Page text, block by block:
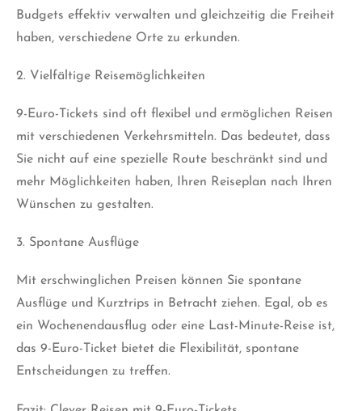
Budgets effektiv verwalten und gleichzeitig die Freiheit
haben, verschiedene Orte zu erkunden.
2. Vielfältige Reisemöglichkeiten
9-Euro-Tickets sind oft flexibel und ermöglichen Reisen
mit verschiedenen Verkehrsmitteln. Das bedeutet, dass
Sie nicht auf eine spezielle Route beschränkt sind und
mehr Möglichkeiten haben, Ihren Reiseplan nach Ihren
Wünschen zu gestalten.
3. Spontane Ausflüge
Mit erschwinglichen Preisen können Sie spontane
Ausflüge und Kurztrips in Betracht ziehen. Egal, ob es
ein Wochenendausflug oder eine Last-Minute-Reise ist,
das 9-Euro-Ticket bietet die Flexibilität, spontane
Entscheidungen zu treffen.